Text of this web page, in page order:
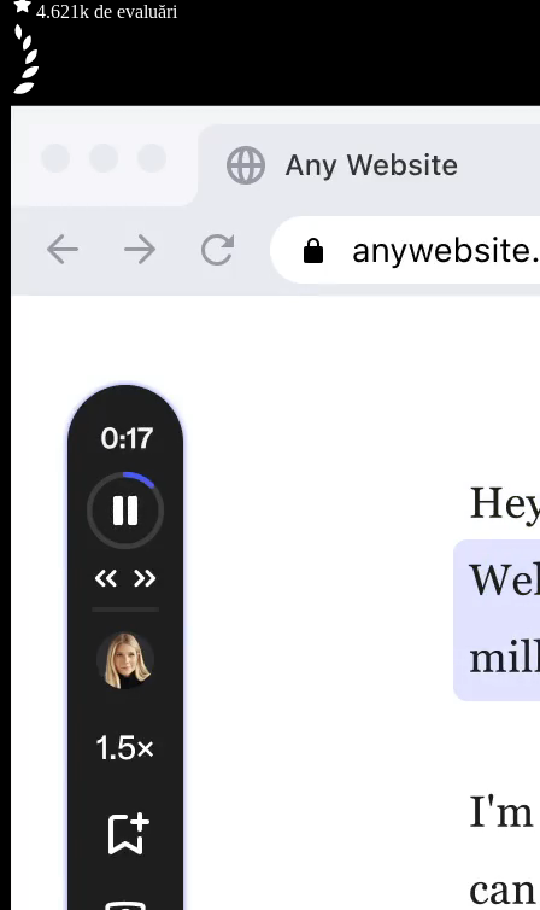
4.621k de evaluări